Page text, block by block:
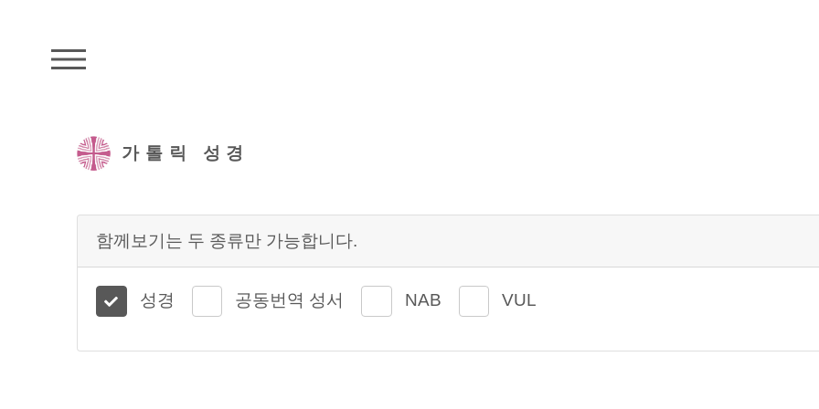
가톨릭 성경
함께보기는 두 종류만 가능합니다.
성경 공동번역 성서 NAB VUL